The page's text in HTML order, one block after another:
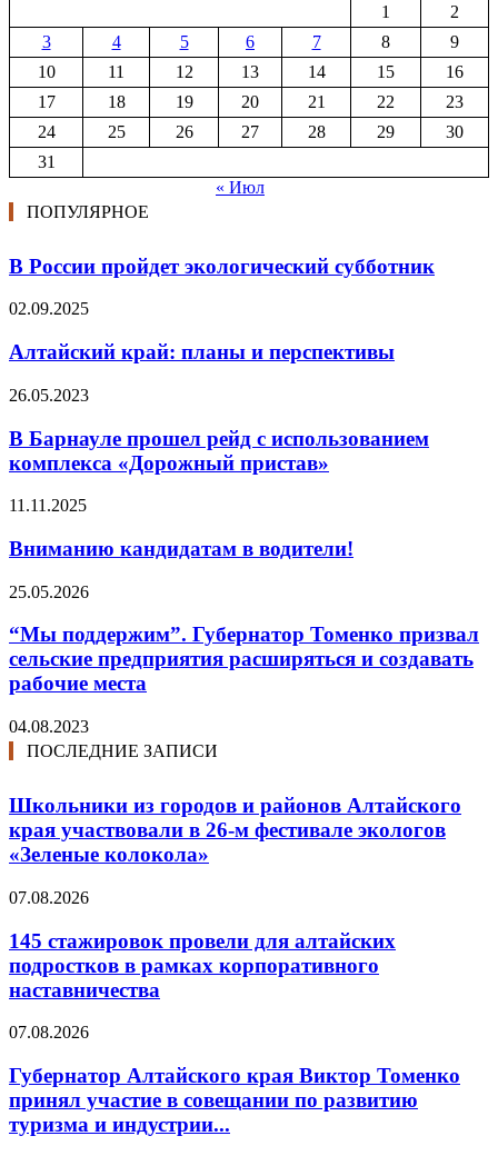
1
2
3
4 5 6 7 8
9
10
11 12 13 14 15
16
17
18 19 20 21 22
23
24
25 26 27 28 29
30
31
« Июл
ПОПУЛЯРНОЕ
В России пройдет экологический субботник
02.09.2025
Алтайский край: планы и перспективы
26.05.2023
В Барнауле прошел рейд с использованием
комплекса «Дорожный пристав»
11.11.2025
Вниманию кандидатам в водители!
25.05.2026
“Мы поддержим”. Губернатор Томенко призвал
сельские предприятия расширяться и создавать
рабочие места
04.08.2023
ПОСЛЕДНИЕ ЗАПИСИ
Школьники из городов и районов Алтайского
края участвовали в 26-м фестивале экологов
«Зеленые колокола»
07.08.2026
145 стажировок провели для алтайских
подростков в рамках корпоративного
наставничества
07.08.2026
Губернатор Алтайского края Виктор Томенко
принял участие в совещании по развитию
туризма и индустрии...